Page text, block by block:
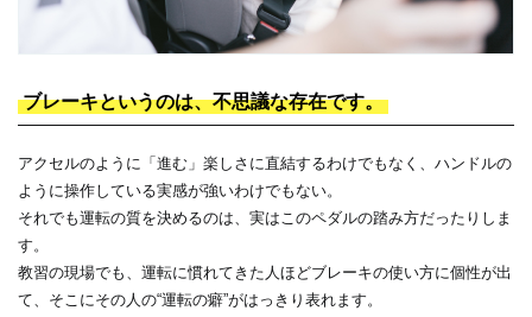
ブレーキというのは、不思議な存在です。
アクセルのように「進む」楽しさに直結するわけでもなく、ハンドルの
ように操作している実感が強いわけでもない。
それでも運転の質を決めるのは、実はこのペダルの踏み方だったりしま
す。
教習の現場でも、運転に慣れてきた人ほどブレーキの使い方に個性が出
て、そこにその人の“運転の癖”がはっきり表れます。